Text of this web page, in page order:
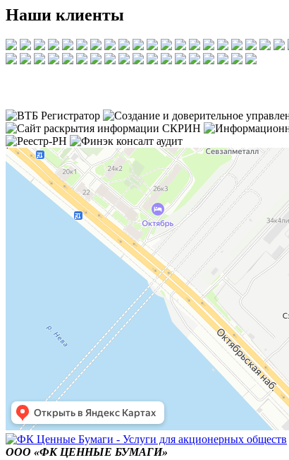
Наши клиенты
ООО «ФК ЦЕННЫЕ БУМАГИ»